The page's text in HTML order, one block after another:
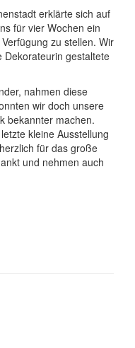
erklärte sich auf
für vier Wochen ein
zu stellen. Wir
gestaltete
nahmen diese
wir doch unsere
bekannter machen.
kleine Ausstellung
für das große
und nehmen auch